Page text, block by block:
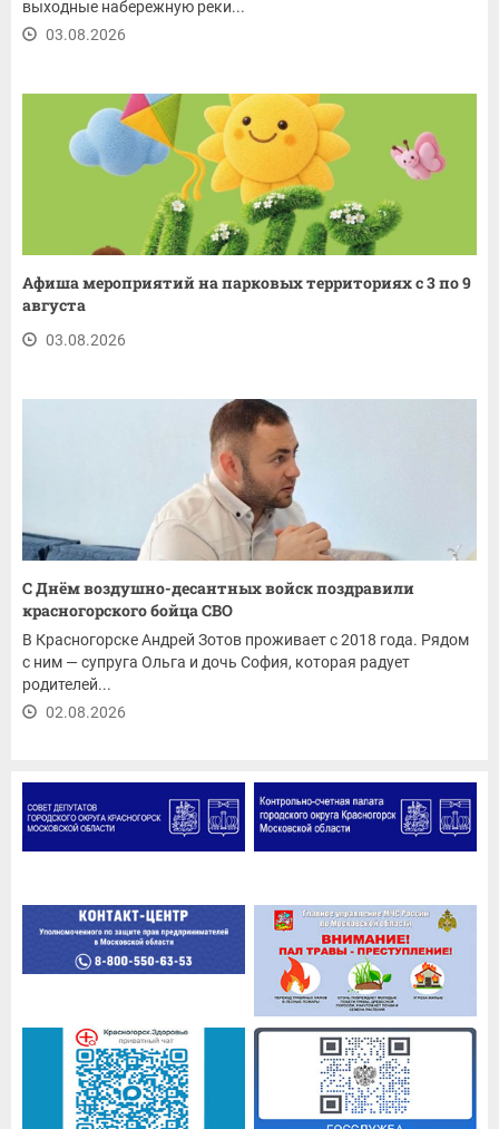
выходные набережную реки...
03.08.2026
Афиша мероприятий на парковых территориях с 3 по 9
августа
03.08.2026
С Днём воздушно-десантных войск поздравили
красногорского бойца СВО
В Красногорске Андрей Зотов проживает с 2018 года. Рядом
с ним — супруга Ольга и дочь София, которая радует
родителей...
02.08.2026